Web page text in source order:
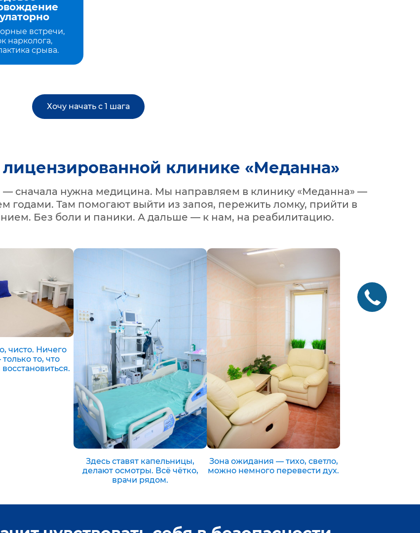
встречи,
нарколога,
срыва.
Хочу начать с 1 шага
лицензированной клинике «Меданна»
— сначала нужна медицина. Мы направляем в клинику «Меданна» —
годами. Там помогают выйти из запоя, пережить ломку, прийти в
Без боли и паники. А дальше — к нам, на реабилитацию.
чисто. Ничего
то, что
Здесь ставят капельницы,
делают осмотры. Всё чётко,
врачи рядом.
Зона ожидания — тихо, светло,
можно немного перевести дух.